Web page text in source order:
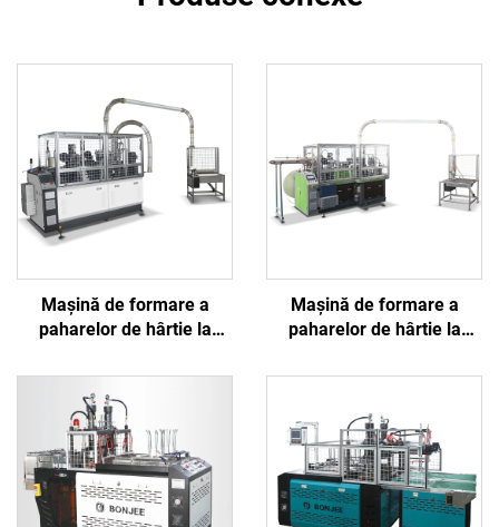
Mașină de formare a
paharelor de hârtie la
Mașină de formare a
paharelor de hârtie la